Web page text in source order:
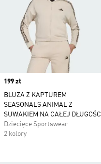
Price
199 zł
BLUZA Z KAPTUREM
SEASONALS ANIMAL Z
SUWAKIEM NA CAŁEJ DŁUGOŚCI
Dziecięce Sportswear
2 kolory